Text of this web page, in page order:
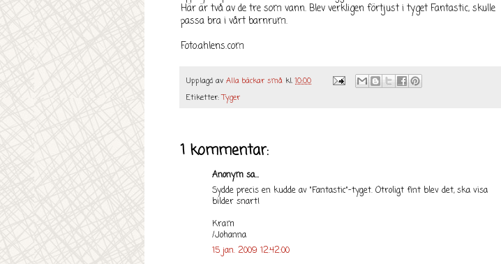
Här är två av de tre som vann. Blev verkligen förtjust i tyget Fantastic, skulle
passa bra i vårt barnrum.
Foto:ahlens.com
Upplagd av Alla bäckar små kl.10:00
Etiketter:Tyger
1 kommentar:
Anonym sa...
Sydde precis en kudde av "Fantastic"-tyget. Otroligt fint blev det, ska visa
bilder snart!
Kram
/Johanna
15 jan. 2009 12:42:00